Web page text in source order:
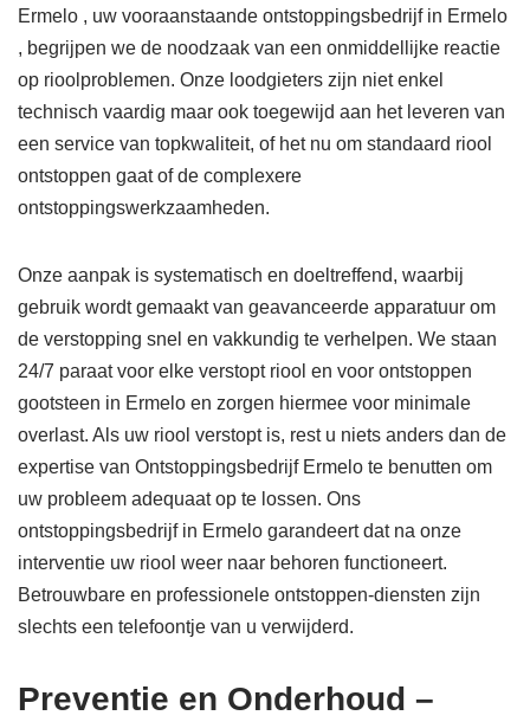
Ermelo , uw vooraanstaande ontstoppingsbedrijf in Ermelo
, begrijpen we de noodzaak van een onmiddellijke reactie
op rioolproblemen. Onze loodgieters zijn niet enkel
technisch vaardig maar ook toegewijd aan het leveren van
een service van topkwaliteit, of het nu om standaard riool
ontstoppen gaat of de complexere
ontstoppingswerkzaamheden.
Onze aanpak is systematisch en doeltreffend, waarbij
gebruik wordt gemaakt van geavanceerde apparatuur om
de verstopping snel en vakkundig te verhelpen. We staan
24/7 paraat voor elke verstopt riool en voor ontstoppen
gootsteen in Ermelo en zorgen hiermee voor minimale
overlast. Als uw riool verstopt is, rest u niets anders dan de
expertise van Ontstoppingsbedrijf Ermelo te benutten om
uw probleem adequaat op te lossen. Ons
ontstoppingsbedrijf in Ermelo garandeert dat na onze
interventie uw riool weer naar behoren functioneert.
Betrouwbare en professionele ontstoppen-diensten zijn
slechts een telefoontje van u verwijderd.
Preventie en Onderhoud –